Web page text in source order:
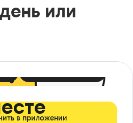
или
в приложении